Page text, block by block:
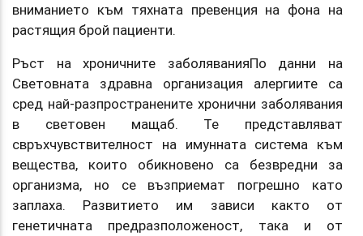
вниманието към тяхната превенция на фона на
растящия брой пациенти.
Ръст на хроничните заболяванияПо данни на
Световната здравна организация алергиите са
сред най-разпространените хронични заболявания
в световен мащаб. Те представляват
свръхчувствителност на имунната система към
вещества, които обикновено са безвредни за
организма, но се възприемат погрешно като
заплаха. Развитието им зависи както от
генетичната предразположеност, така и от